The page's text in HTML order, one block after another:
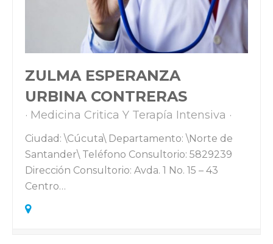
ZULMA ESPERANZA
URBINA CONTRERAS
Medicina Critica Y Terapía Intensiva
Ciudad: \Cúcuta\ Departamento: \Norte de
Santander\ Teléfono Consultorio: 5829239
Dirección Consultorio: Avda. 1 No. 15 – 43
Centro…